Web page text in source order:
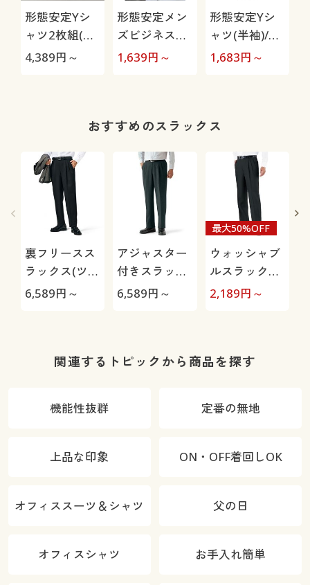
形態安定Yシ
ャツ2枚組(長
袖)/出張・洗
4,389円～
形態安定メン
ズビジネス白
Yシャツ(長
1,639円～
形態安定Yシ
ャツ(半袖)/出
張・洗い替え
1,683円～
おすすめのスラックス
裏フリースス
ラックス(ツー
タック)/洗濯
6,589円～
アジャスター
付きスラック
ス(ツータッ
6,589円～
ウォッシャブ
ルスラックス
(ツータック)
最大50%OFF
2,189円～
関連するトピックから商品を探す
機能性抜群 定番の無地
上品な印象 ON・OFF着回しOK
オフィススーツ＆シャツ 父の日
オフィスシャツ お手入れ簡単